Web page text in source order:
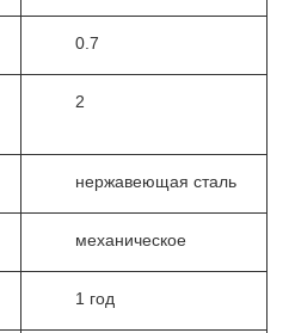
0.7
2
нержавеющая сталь
механическое
1 год